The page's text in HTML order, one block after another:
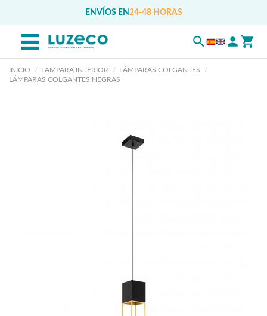
ENVÍOS EN 24-48 HORAS
INICIO LAMPARA INTERIOR
LÁMPARAS COLGANTES
LÁMPARAS COLGANTES NEGRAS